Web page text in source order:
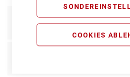
COOKIES
E-Bike Komplettschutz
149,00 € pro Jahr*